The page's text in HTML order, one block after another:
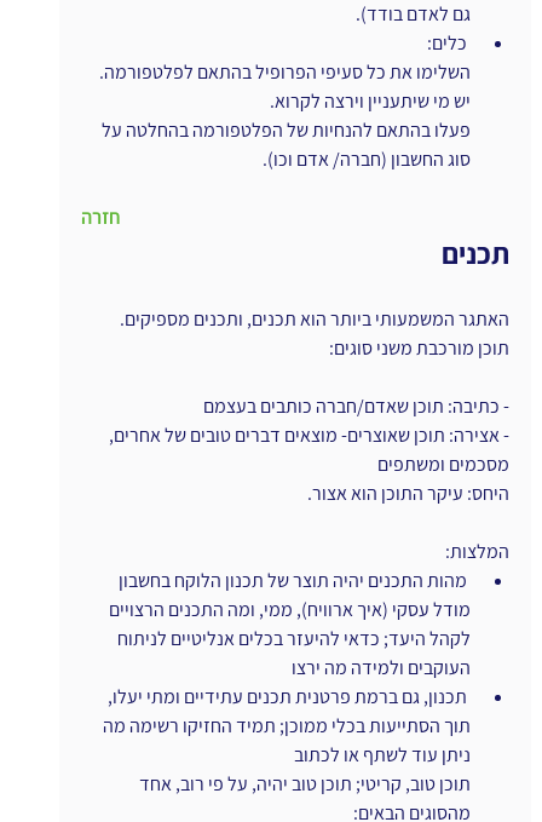
גם לאדם בודד).
השלימו את כל סעיפי הפרופיל בהתאם לפלטפורמה.
יש מי שיתעניין וירצה לקרוא.
פעלו בהתאם להנחיות של הפלטפורמה בהחלטה על
סוג החשבון (חברה/ אדם וכו).
חזרה
תכנים
האתגר המשמעותי ביותר הוא תכנים, ותכנים מספיקים.
תוכן מורכבת משני סוגים:
- כתיבה: תוכן שאדם/חברה כותבים בעצמם
- אצירה: תוכן שאוצרים- מוצאים דברים טובים של אחרים,
מסכמים ומשתפים
היחס: עיקר התוכן הוא אצור.
המלצות:
מהות התכנים יהיה תוצר של תכנון הלוקח בחשבון
מודל עסקי (איך ארוויח), ממי, ומה התכנים הרצויים
לקהל היעד; כדאי להיעזר בכלים אנליטיים לניתוח
העוקבים ולמידה מה ירצו
תכנון, גם ברמת פרטנית תכנים עתידיים ומתי יעלו,
תוך הסתייעות בכלי ממוכן; תמיד החזיקו רשימה מה
ניתן עוד לשתף או לכתוב
תוכן טוב, קריטי; תוכן טוב יהיה, על פי רוב, אחד
מהסוגים הבאים: